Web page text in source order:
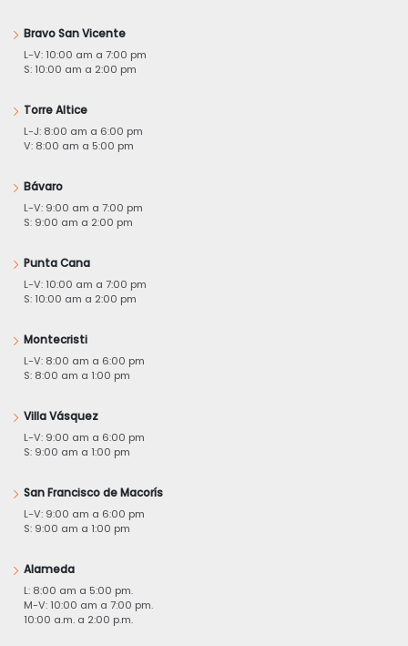
Bravo San Vicente
L-V: 10:00 am a 7:00 pm
S: 10:00 am a 2:00 pm
Torre Altice
L-J: 8:00 am a 6:00 pm
V: 8:00 am a 5:00 pm
Bávaro
L-V: 9:00 am a 7:00 pm
S: 9:00 am a 2:00 pm
Punta Cana
L-V: 10:00 am a 7:00 pm
S: 10:00 am a 2:00 pm
Montecristi
L-V: 8:00 am a 6:00 pm
S: 8:00 am a 1:00 pm
Villa Vásquez
L-V: 9:00 am a 6:00 pm
S: 9:00 am a 1:00 pm
San Francisco de Macorís
L-V: 9:00 am a 6:00 pm
S: 9:00 am a 1:00 pm
Alameda
L: 8:00 am a 5:00 pm.
M-V: 10:00 am a 7:00 pm.
10:00 a.m. a 2:00 p.m.